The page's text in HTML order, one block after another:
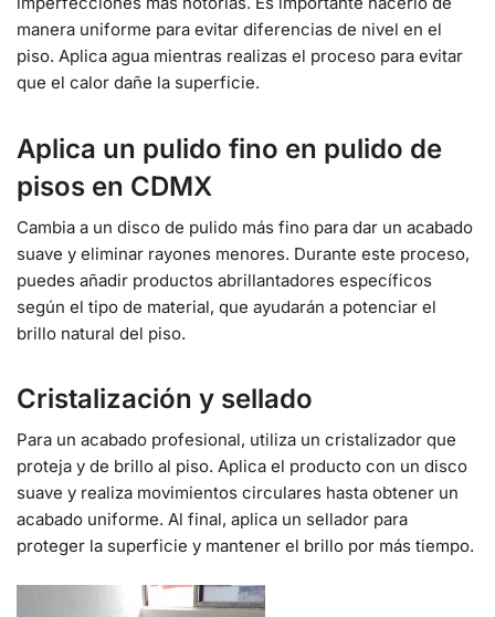
manera uniforme para evitar diferencias de nivel en el
piso. Aplica agua mientras realizas el proceso para evitar
que el calor dañe la superficie.
Aplica un pulido fino en pulido de
pisos en CDMX
Cambia a un disco de pulido más fino para dar un acabado
suave y eliminar rayones menores. Durante este proceso,
puedes añadir productos abrillantadores específicos
según el tipo de material, que ayudarán a potenciar el
brillo natural del piso.
Cristalización y sellado
Para un acabado profesional, utiliza un cristalizador que
proteja y de brillo al piso. Aplica el producto con un disco
suave y realiza movimientos circulares hasta obtener un
acabado uniforme. Al final, aplica un sellador para
proteger la superficie y mantener el brillo por más tiempo.